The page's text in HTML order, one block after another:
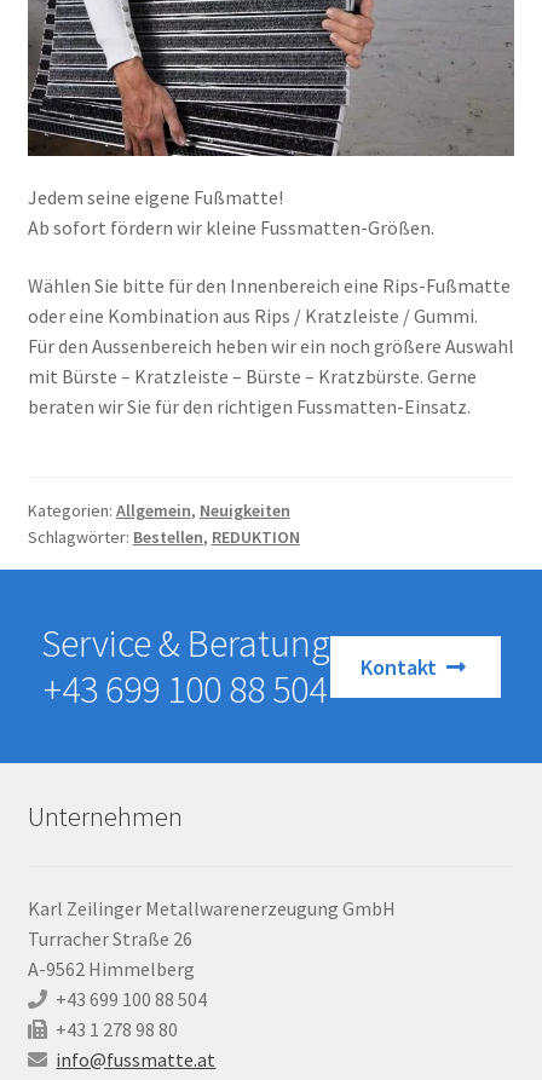
Jedem seine eigene Fußmatte!
Ab sofort fördern wir kleine Fussmatten-Größen.
Wählen Sie bitte für den Innenbereich eine Rips-Fußmatte
oder eine Kombination aus Rips / Kratzleiste / Gummi.
Für den Aussenbereich heben wir ein noch größere Auswahl
mit Bürste – Kratzleiste – Bürste – Kratzbürste. Gerne
beraten wir Sie für den richtigen Fussmatten-Einsatz.
Kategorien: Allgemein, Neuigkeiten
Schlagwörter: Bestellen, REDUKTION
Service & Beratung
+43 699 100 88 504
Kontakt
Unternehmen
Karl Zeilinger Metallwarenerzeugung GmbH
Turracher Straße 26
A-9562 Himmelberg
+43 699 100 88 504
+43 1 278 98 80
info@fussmatte.at